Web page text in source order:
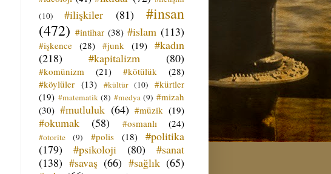
(10)
#ilişkiler (81)
#insan
(472) #intihar (38) #islam (113)
#işkence (28) #junk (19) #kadın
(218)
#kapitalizm (80)
#komünizm (21) #kötülük
(28)
#köylüler (13) #kültür (10)
#kürtler
(19) #matematik (8) #medya (9) #mizah
(30) #mutluluk (64) #müzik (19)
#okumak (58) #osmanlı (24)
#otorite (9) #polis (18)
#politika
(179)
#psikoloji (80)
#sanat
(138) #savaş (66) #sağlık (65)